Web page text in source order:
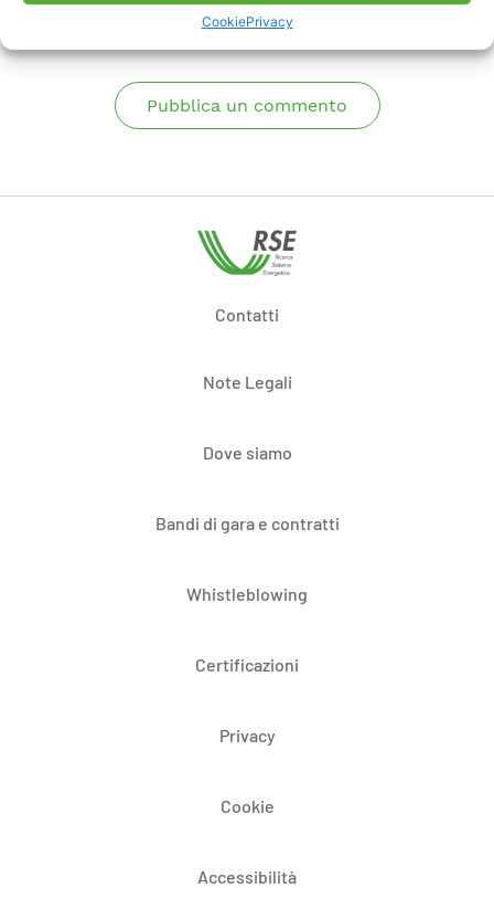
CookiePrivacy
Pubblica un commento
Contatti
Note Legali
Dove siamo
Bandi di gara e contratti
Whistleblowing
Certificazioni
Privacy
Cookie
Accessibilità